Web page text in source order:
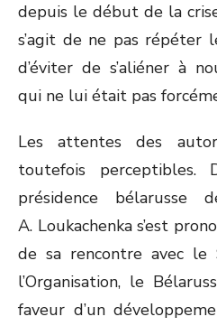
depuis le début de la
s’agit de ne pas répéter
d’éviter de s’aliéner à
qui ne lui était pas
Les attentes des
toutefois perceptibles.
présidence bélarusse
A. Loukachenka s’est
de sa rencontre avec le
l’Organisation, le
faveur d’un